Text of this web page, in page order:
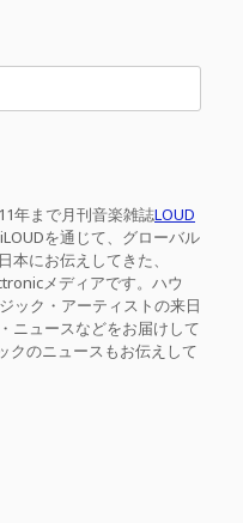
年まで月刊音楽雑誌LOUD
を通じて、グローバル
にお伝えしてきた、
メディアです。ハウ
ック・アーティストの来日
ニュースなどをお届けして
クのニュースもお伝えして